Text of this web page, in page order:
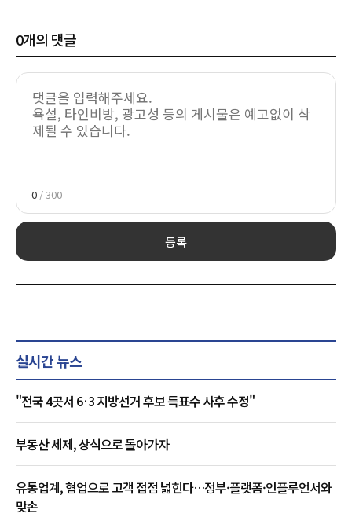
0개의 댓글
0 / 300
등록
실시간 뉴스
"전국 4곳서 6·3 지방선거 후보 득표수 사후 수정"
부동산 세제, 상식으로 돌아가자
유통업계, 협업으로 고객 접점 넓힌다…정부·플랫폼·인플루언서와
맞손